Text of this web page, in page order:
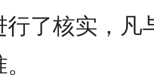
行了核实，凡